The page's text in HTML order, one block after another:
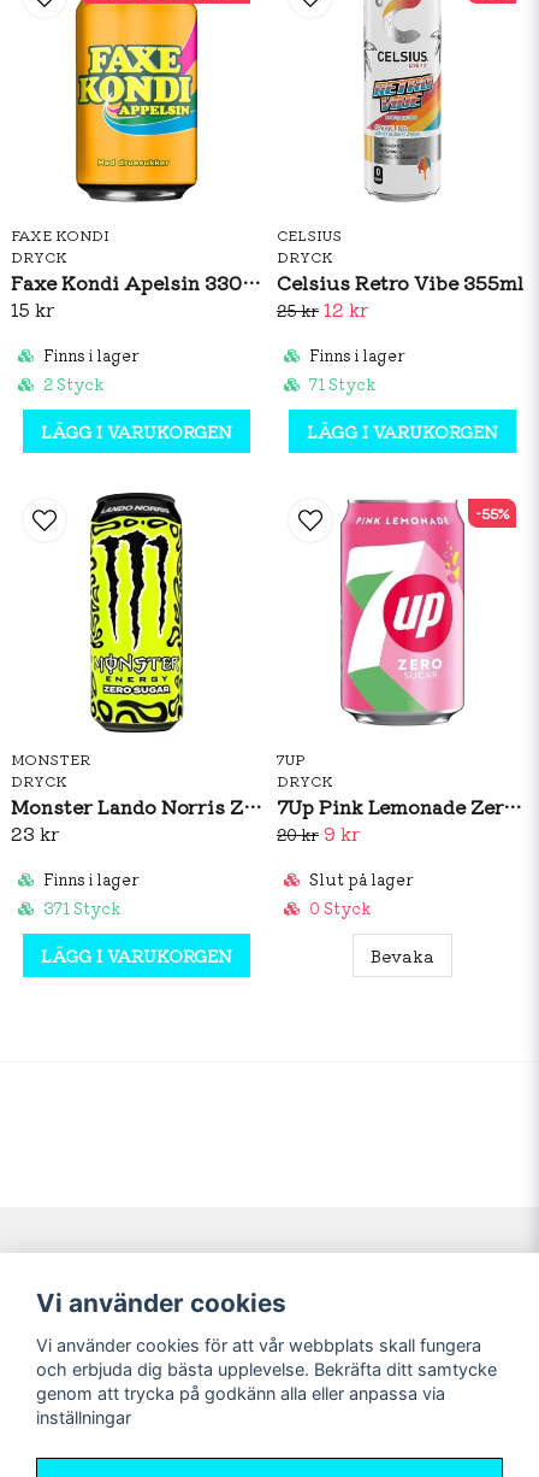
FAXE KONDI
DRYCK
Faxe Kondi Apelsin 330ml
15 kr
Finns i lager
2 Styck
LÄGG I VARUKORGEN
CELSIUS
DRYCK
Celsius Retro Vibe 355ml
25 kr 12 kr
Finns i lager
71 Styck
LÄGG I VARUKORGEN
MONSTER
DRYCK
Monster Lando Norris Zero Sugar 500ml
23 kr
Finns i lager
371 Styck
LÄGG I VARUKORGEN
7UP
DRYCK
7Up Pink Lemonade Zero 330ml (BF: 02/2026)
20 kr 9 kr
Slut på lager
0 Styck
Bevaka
-55%
Navigering
Nyheter!
Förbeställning
Mitt konto
Logga in
Registrera dig
Glömt lösenord?
Sociala medier
Vi använder cookies
Vi använder cookies för att vår webbplats skall fungera
och erbjuda dig bästa upplevelse. Bekräfta ditt samtycke
genom att trycka på godkänn alla eller anpassa via
inställningar